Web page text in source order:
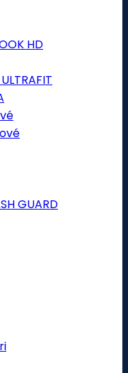
HD
GUARD